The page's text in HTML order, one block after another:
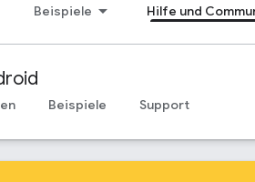
Beispiele Hilfe und
Beispiele Support